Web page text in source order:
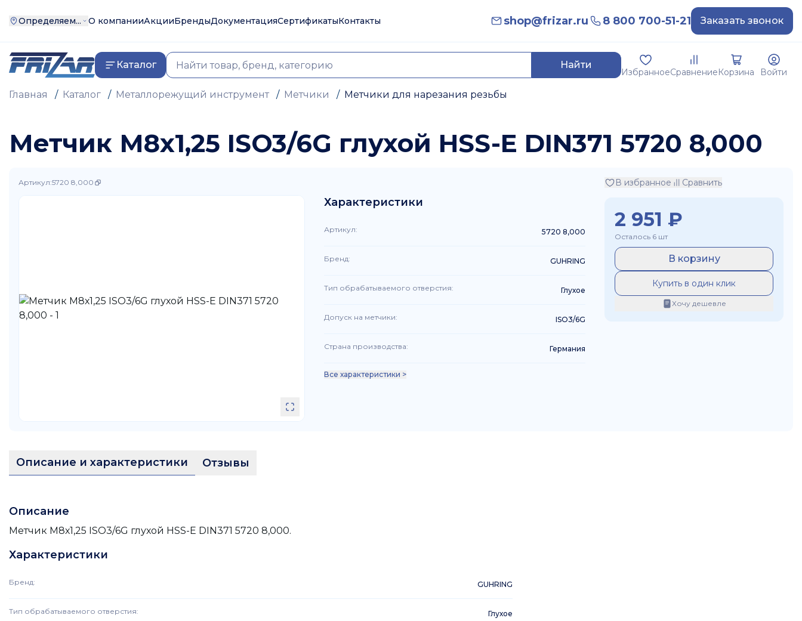
Определяем... О компанииАкцииБрендыДокументацияСертификатыКонтакты shop@frizar.ru 8 800 700-51-21 Заказать звонок
Каталог Найти
ИзбранноеСравнение Корзина Войти
Главная / Каталог / Металлорежущий инструмент / Метчики / Метчики для нарезания резьбы
Метчик М8х1,25 ISO3/6G глухой HSS-E DIN371 5720 8,000
Артикул:5720 8,000
Характеристики
Артикул: 5720 8,000
Бренд: GUHRING
Тип обрабатываемого отверстия: Глухое
Допуск на метчики: ISO3/6G
Страна производства: Германия
Все характеристики >
В избранное Сравнить
2 951 ₽
Осталось 6 шт
В корзину
Купить в один клик
Хочу дешевле
Описание и характеристики Отзывы
Описание
Метчик М8х1,25 ISO3/6G глухой HSS-E DIN371 5720 8,000.
Характеристики
Бренд: GUHRING
Тип обрабатываемого отверстия: Глухое